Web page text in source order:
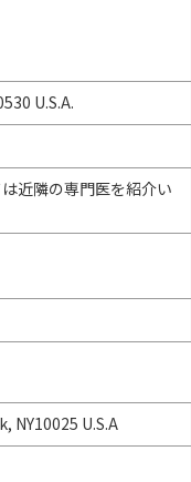
U.S.A.
近隣の専門医を紹介い
NY10025 U.S.A